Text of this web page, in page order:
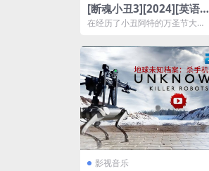
[断魂小丑3][2024][英语中
字][1080P][最新上线]
在经历了小丑阿特的万圣节大屠
力重建他们破碎的生活。随...
影视音乐